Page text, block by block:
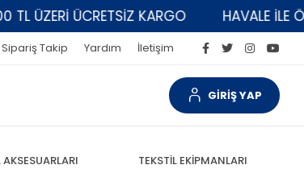
ÜCRETSİZ KARGO HAVALE İLE
Sipariş Takip Yardım İletişim
GİRİŞ YAP
AKSESUARLARI TEKSTİL EKİPMANLARI